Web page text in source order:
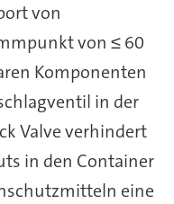
von
von ≤ 60
Komponenten
in der
Valve verhindert
in den Container
eine